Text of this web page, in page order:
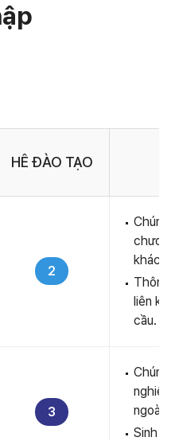
HÊ ĐÀO TẠO
2
Chúng
khách
Thông
liên
cầu.
3
Chúng
ngoài
Sinh